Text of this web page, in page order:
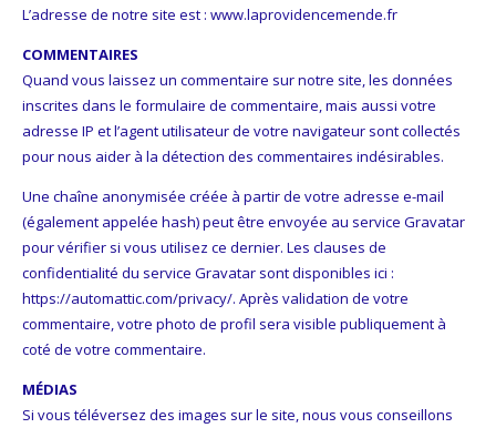
L’adresse de notre site est : www.laprovidencemende.fr
COMMENTAIRES
Quand vous laissez un commentaire sur notre site, les données
inscrites dans le formulaire de commentaire, mais aussi votre
adresse IP et l’agent utilisateur de votre navigateur sont collectés
pour nous aider à la détection des commentaires indésirables.
Une chaîne anonymisée créée à partir de votre adresse e-mail
(également appelée hash) peut être envoyée au service Gravatar
pour vérifier si vous utilisez ce dernier. Les clauses de
confidentialité du service Gravatar sont disponibles ici :
https://automattic.com/privacy/. Après validation de votre
commentaire, votre photo de profil sera visible publiquement à
coté de votre commentaire.
MÉDIAS
Si vous téléversez des images sur le site, nous vous conseillons